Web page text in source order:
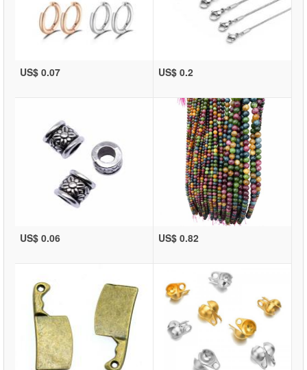
US$ 0.07 US$ 0.2
US$ 0.06 US$ 0.82